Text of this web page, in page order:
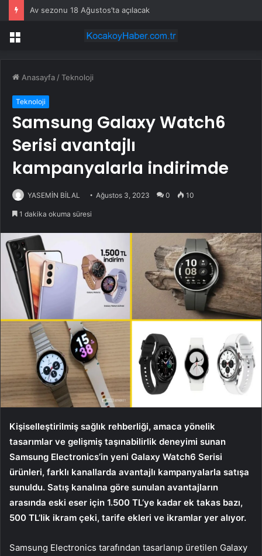
Av sezonu 18 Ağustos’ta açılacak
Menü
Anasayfa /Teknoloji
Teknoloji
Samsung Galaxy Watch6
Serisi avantajlı
kampanyalarla indirimde
YASEMİN BİLAL Ağustos 3, 2023 0 10
1 dakika okuma süresi
Kişiselleştirilmiş sağlık rehberliği, amaca yönelik
tasarımlar ve gelişmiş taşınabilirlik deneyimi sunan
Samsung Electronics’in yeni Galaxy Watch6 Serisi
ürünleri, farklı kanallarda avantajlı kampanyalarla satışa
sunuldu. Satış kanalına göre sunulan avantajların
arasında eski eser için 1.500 TL’ye kadar ek takas bazı,
500 TL’lik ikram çeki, tarife ekleri ve ikramlar yer alıyor.
Samsung Electronics tarafından tasarlanıp üretilen Galaxy